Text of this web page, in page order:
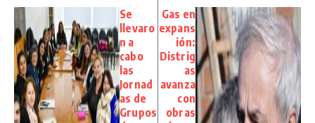
Se
llevaro
n a
cabo
las
Jornad
as de
Grupos
Gas en
expans
ión:
Distrig
as
avanza
con
obras